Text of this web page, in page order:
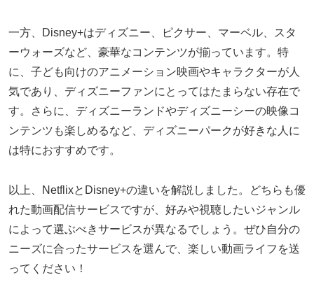
一方、Disney+はディズニー、ピクサー、マーベル、スタ
ーウォーズなど、豪華なコンテンツが揃っています。特
に、子ども向けのアニメーション映画やキャラクターが人
気であり、ディズニーファンにとってはたまらない存在で
す。さらに、ディズニーランドやディズニーシーの映像コ
ンテンツも楽しめるなど、ディズニーパークが好きな人に
は特におすすめです。
以上、NetflixとDisney+の違いを解説しました。どちらも優
れた動画配信サービスですが、好みや視聴したいジャンル
によって選ぶべきサービスが異なるでしょう。ぜひ自分の
ニーズに合ったサービスを選んで、楽しい動画ライフを送
ってください！